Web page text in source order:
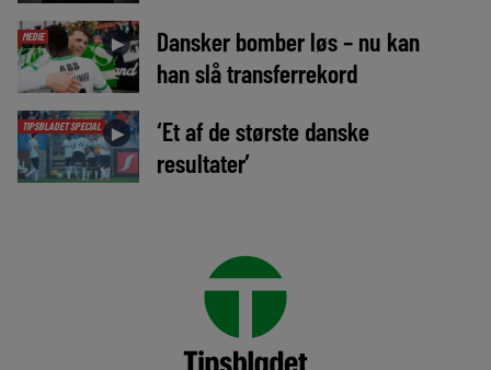
MEDIE ►
Dansker bomber løs – nu kan
han slå transferrekord
TIPSBLADET SPECIAL ►
‘Et af de største danske
resultater’